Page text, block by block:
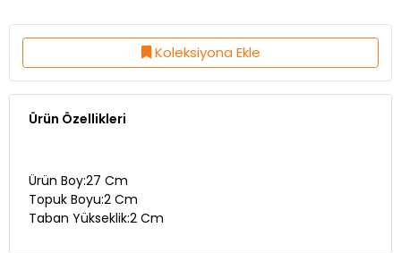
Koleksiyona Ekle
Ürün Özellikleri
Ürün Boy:27 Cm
Topuk Boyu:2 Cm
Taban Yükseklik:2 Cm